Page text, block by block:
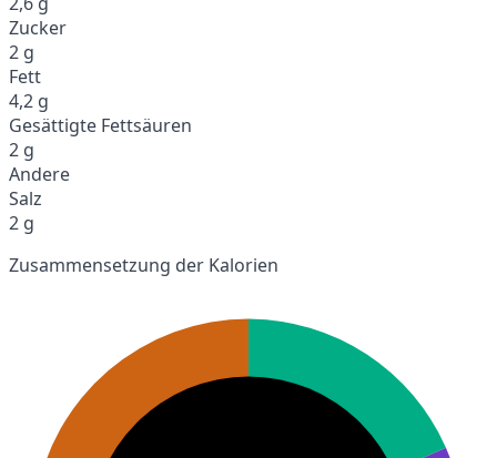
Zucker
2 g
Fett
4,2 g
Gesättigte Fettsäuren
2 g
Andere
Salz
2 g
Zusammensetzung der Kalorien